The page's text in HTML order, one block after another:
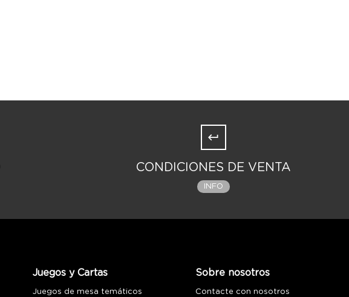
CONDICIONES DE VENTA
INFO
Juegos y Cartas
Juegos de mesa temáticos
Sobre nosotros
Contacte con nosotros